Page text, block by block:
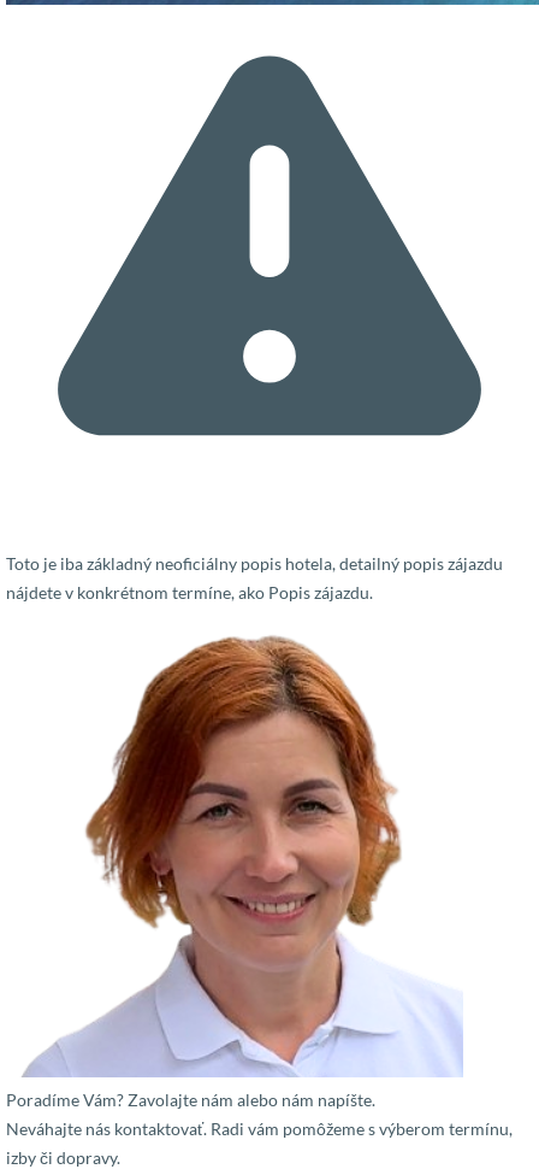
Toto je iba základný neoficiálny popis hotela, detailný popis zájazdu
nájdete v konkrétnom termíne, ako Popis zájazdu.
Poradíme Vám? Zavolajte nám alebo nám napíšte.
Neváhajte nás kontaktovať. Radi vám pomôžeme s výberom termínu,
izby či dopravy.